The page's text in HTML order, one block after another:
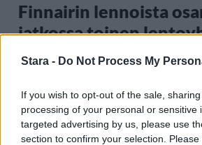
Stara - Do Not Process My
If you wish to opt-out of the sale,
processing of your personal or sensitive
targeted advertising by us, please use
section to confirm your selection.
Finnairin lennoista
jatkossa toinen
matkustajille tärkeä